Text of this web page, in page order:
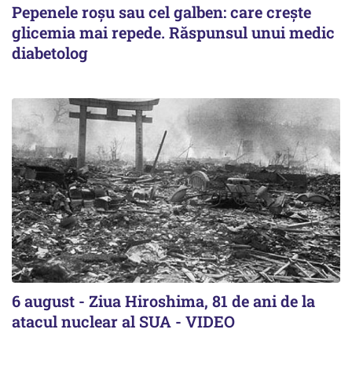
Pepenele roșu sau cel galben: care crește
glicemia mai repede. Răspunsul unui medic
diabetolog
6 august - Ziua Hiroshima, 81 de ani de la
atacul nuclear al SUA - VIDEO